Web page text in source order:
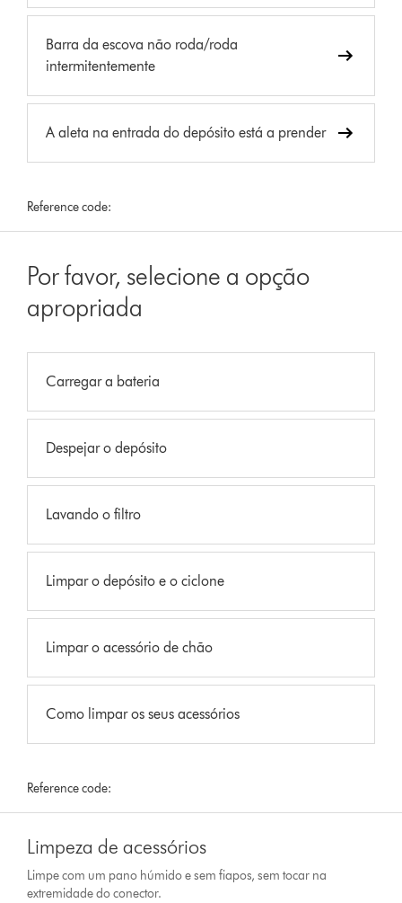
Barra da escova não roda/roda
intermitentemente
A aleta na entrada do depósito está a prender
Reference code:
Por favor, selecione a opção
apropriada
Carregar a bateria
Despejar o depósito
Lavando o filtro
Limpar o depósito e o ciclone
Limpar o acessório de chão
Como limpar os seus acessórios
Reference code:
Limpeza de acessórios
Limpe com um pano húmido e sem fiapos, sem tocar na
extremidade do conector.